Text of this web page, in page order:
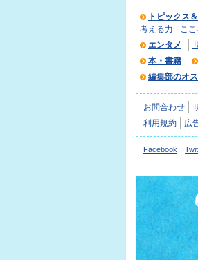
トピックス
考える力
こ
エンタメ
本・書籍
編集部のオ
お問合わせ
利用規約
広
Facebook